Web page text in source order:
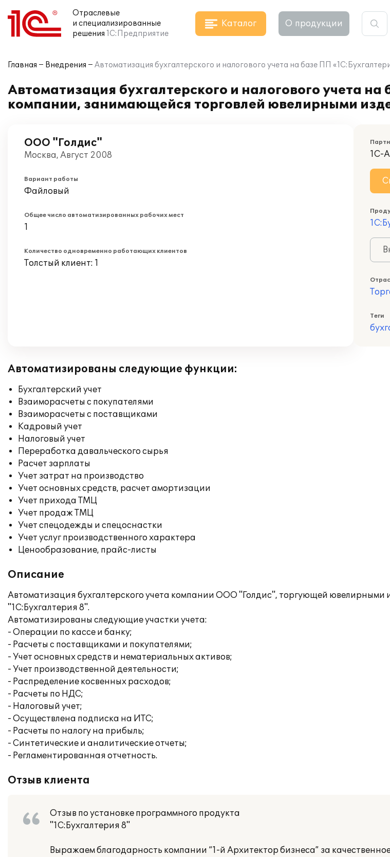
Отраслевые
и специализированные
решения 1С:Предприятие
Каталог О продукции
Главная Внедрения Автоматизация бухгалтерского и налогового учета на базе ПП
Автоматизация бухгалтерского и налогового учета
компании, занимающейся торговлей ювелирными
ООО "Голдис"
Москва, Август 2008
Вариант работы
Файловый
Общее число автоматизированных рабочих мест
1
Количество одновременно работающих клиентов
Толстый клиент: 1
1С-
Теги
Автоматизированы следующие функции:
Бухгалтерский учет
Взаиморасчеты с покупателями
Взаиморасчеты с поставщиками
Кадровый учет
Налоговый учет
Переработка давальческого сырья
Расчет зарплаты
Учет затрат на производство
Учет основных средств, расчет амортизации
Учет прихода ТМЦ
Учет продаж ТМЦ
Учет спецодежды и спецоснастки
Учет услуг производственного характера
Ценообразование, прайс-листы
Описание
Автоматизация бухгалтерского учета компании ООО "Голдис", торгующей ювелирными
"1С:Бухгалтерия 8".
Автоматизированы следующие участки учета:
- Операции по кассе и банку;
- Расчеты с поставщиками и покупателями;
- Учет основных средств и нематериальных активов;
- Учет производственной деятельности;
- Распределение косвенных расходов;
- Расчеты по НДС;
- Налоговый учет;
- Осуществлена подписка на ИТС;
- Расчеты по налогу на прибыль;
- Синтетические и аналитические отчеты;
- Регламентированная отчетность.
Отзыв клиента
Отзыв по установке программного продукта
"1С:Бухгалтерия 8"
Выражаем благодарность компании “1-й Архитектор бизнеса” за